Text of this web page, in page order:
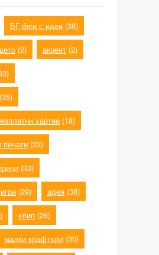
БГ феи с идеи (38)
(2) акцент (2)
(35)
хартии (18)
печати (23)
(33)
игра (29) идея (38)
клип (26)
малки крафтъри (30)